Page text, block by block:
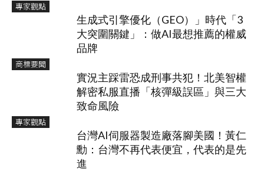
專家觀點
生成式引擎優化（GEO）」時代「3
大突圍關鍵」：做AI最想推薦的權威
品牌
商標要聞
實況主踩雷恐成刑事共犯！北美智權
解密私服直播「核彈級誤區」與三大
致命風險
專家觀點
台灣AI伺服器製造廠落腳美國！黃仁
勳：台灣不再代表便宜，代表的是先
進